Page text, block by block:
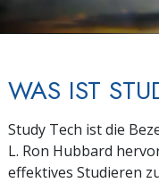
WAS IST
Study Tech ist die
L. Ron Hubbard
effektives Studieren